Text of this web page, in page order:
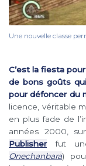
Une nouvelle classe
C’est la fiesta
de bons goûts
pour défoncer du
licence, véritable
en plus fade de
années 2000,
Publisherfut
Onechanbara)